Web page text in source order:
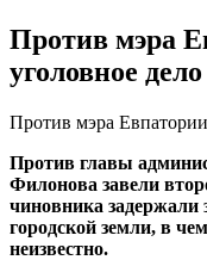
Против мэра
уголовное дело
Против мэра
Против главы
Филонова завели
чиновника задержали
городской земли, в
неизвестно.